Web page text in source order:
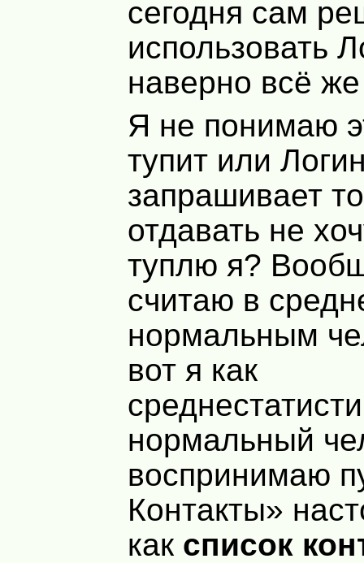
сегодня сам
использовать
наверно всё
Я не понимаю
тупит или
запрашивает
отдавать не
туплю я?
считаю в
нормальным
вот я как
нормальный
воспринимаю
Контакты»
как список